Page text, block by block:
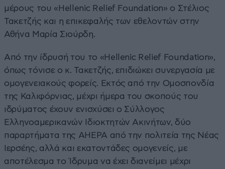
μέρους του «Hellenic Relief Foundation» o Στέλιος
Τακετζής και η επικεφαλής των εθελοντών στην
Αθήνα Μαρία Σιούρδη.
Από την ίδρυσή του το «Hellenic Relief Foundation»,
όπως τόνισε ο κ. Τακετζής, επιδιώκει συνεργασία με
ομογενειακούς φορείς. Εκτός από την Ομοσπονδία
της Καλιφόρνιας, μέχρι ήμερα του σκοπούς του
ιδρύματος έχουν ενισχύσει ο Σύλλογος
Ελληνοαμερικανών Ιδιοκτητών Ακινήτων, δύο
παραρτήματα της AHEPA από την πολιτεία της Νέας
Ιερσέης, αλλά και εκατοντάδες ομογενείς, με
αποτέλεσμα το Ίδρυμα να έχει διανείμει μέχρι